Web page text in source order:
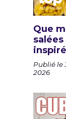
Que
Publié le
2026